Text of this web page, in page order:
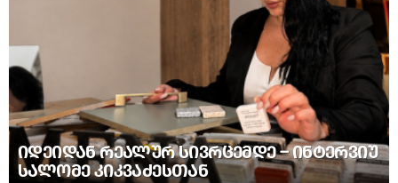
ᲘᲓᲔᲘᲓᲐᲜ ᲠᲔᲐᲚᲣᲠ ᲡᲘᲕᲠᲪᲔᲛᲓᲔ – ᲘᲜᲢᲔᲠᲕᲘᲣ
ᲡᲐᲚᲝᲛᲔ ᲙᲘᲙᲕᲐᲫᲔᲡᲗᲐᲜ